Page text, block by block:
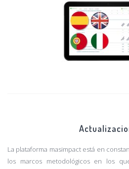
La plataforma masimpact está en
los marcos metodológicos en los